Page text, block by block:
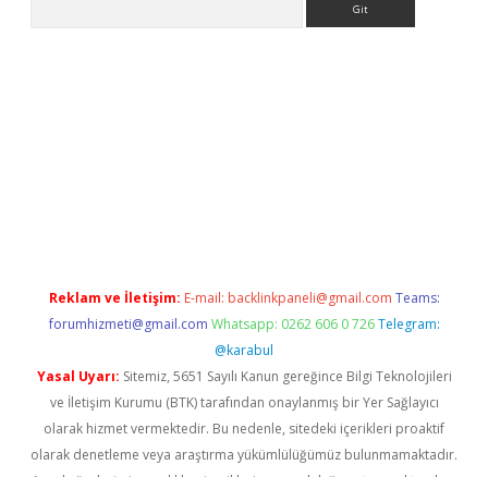
Reklam ve İletişim: E-mail: backlinkpaneli@gmail.com Teams:
forumhizmeti@gmail.com Whatsapp: 0262 606 0 726 Telegram:
@karabul
Yasal Uyarı: Sitemiz, 5651 Sayılı Kanun gereğince Bilgi Teknolojileri
ve İletişim Kurumu (BTK) tarafından onaylanmış bir Yer Sağlayıcı
olarak hizmet vermektedir. Bu nedenle, sitedeki içerikleri proaktif
olarak denetleme veya araştırma yükümlülüğümüz bulunmamaktadır.